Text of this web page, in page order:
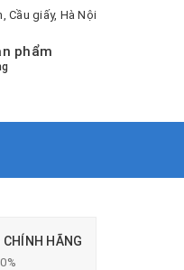
Cầu giấy, Hà Nội
phẩm
HÃNG